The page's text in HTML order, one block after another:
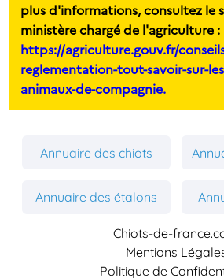
plus d'informations, consultez le
ministère chargé de l'agriculture :
https://agriculture.gouv.fr/
reglementation-tout-savoir-sur-
animaux-de-compagnie.
Annuaire des chiots
Annuaire des étalons
Chiots-de-
Mentions
Politique de